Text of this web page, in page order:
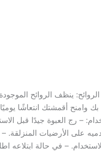
ينظف الروائح
وامنح أقمشتك انتعاشًا
– رج العبوة جيدًا
تقل عن 50 سم. تحذيرات: – لا
– في حالة ابتلاعه